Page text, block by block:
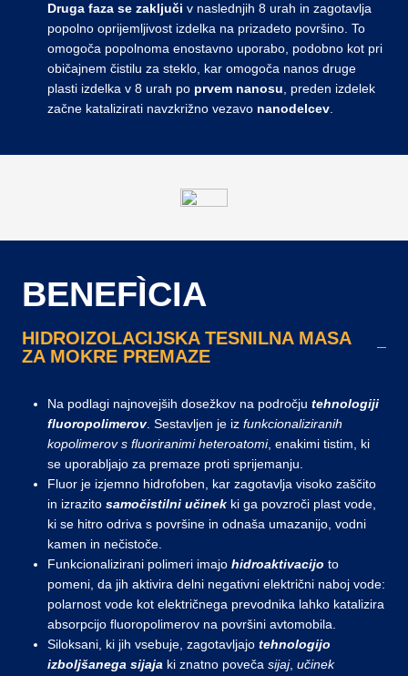
Druga faza se zaključi v naslednjih 8 urah in zagotavlja
popolno oprijemljivost izdelka na prizadeto površino. To
omogoča popolnoma enostavno uporabo, podobno kot pri
običajnem čistilu za steklo, kar omogoča nanos druge
plasti izdelka v 8 urah po prvem nanosu, preden izdelek
začne katalizirati navzkrižno vezavo nanodelcev.
BENEFÌCIA
HIDROIZOLACIJSKA TESNILNA MASA
ZA MOKRE PREMAZE
Na podlagi najnovejših dosežkov na področju tehnologiji
fluoropolimerov. Sestavljen je iz funkcionaliziranih
kopolimerov s fluoriranimi heteroatomi, enakimi tistim, ki
se uporabljajo za premaze proti sprijemanju.
Fluor je izjemno hidrofoben, kar zagotavlja visoko zaščito
in izrazito samočistilni učinek ki ga povzroči plast vode,
ki se hitro odriva s površine in odnaša umazanijo, vodni
kamen in nečistoče.
Funkcionalizirani polimeri imajo hidroaktivacijo to
pomeni, da jih aktivira delni negativni električni naboj vode:
polarnost vode kot električnega prevodnika lahko katalizira
absorpcijo fluoropolimerov na površini avtomobila.
Siloksani, ki jih vsebuje, zagotavljajo tehnologijo
izboljšanega sijaja ki znatno poveča sijaj, učinek